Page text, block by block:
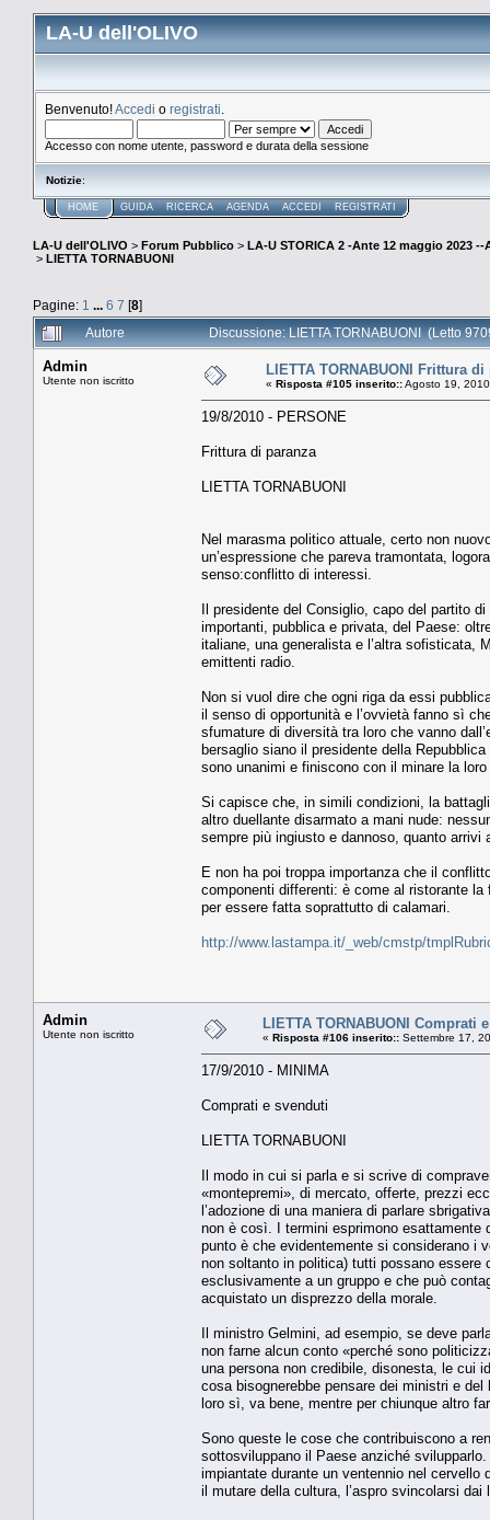
LA-U dell'OLIVO
Benvenuto!Accedi o registrati
Accesso con nome utente, password e durata della sessione
Notizie:
HOME GUIDA RICERCA AGENDA ACCEDI REGISTRATI
LA-U dell'OLIVO > Forum Pubblico > LA-U STORICA 2 -Ante 12 maggio 2023 --
> LIETTA TORNABUONI
Pagine: 1 ... 6 7 [8]
Autore
Discussione: LIETTA TORNABUONI (Letto
Admin
Utente non iscritto
LIETTA TORNABUONI Frittura di
« Risposta #105 inserito::Agosto 19,
19/8/2010 - PERSONE
Frittura di paranza
LIETTA TORNABUONI
Nel marasma politico attuale, certo non
un’espressione che pareva tramontata,
senso:conflitto di interessi.
Il presidente del Consiglio, capo del partito
importanti, pubblica e privata, del Paese:
italiane, una generalista e l’altra sofisticata,
emittenti radio.
Non si vuol dire che ogni riga da essi
il senso di opportunità e l’ovvietà fanno sì
sfumature di diversità tra loro che vanno
bersaglio siano il presidente della
sono unanimi e finiscono con il minare la
Si capisce che, in simili condizioni, la
altro duellante disarmato a mani nude:
sempre più ingiusto e dannoso, quanto
E non ha poi troppa importanza che il
componenti differenti: è come al ristorante
per essere fatta soprattutto di calamari.
http://www.lastampa.it/_web/cmstp/
Admin
Utente non iscritto
LIETTA TORNABUONI Comprati
« Risposta #106 inserito:: Settembre 17,
17/9/2010 - MINIMA
Comprati e svenduti
LIETTA TORNABUONI
Il modo in cui si parla e si scrive di
«montepremi», di mercato, offerte, prezzi
l’adozione di una maniera di parlare
non è così. I termini esprimono esattamente
punto è che evidentemente si considerano i
non soltanto in politica) tutti possano essere
esclusivamente a un gruppo e che può
acquistato un disprezzo della morale.
Il ministro Gelmini, ad esempio, se deve
non farne alcun conto «perché sono
una persona non credibile, disonesta, le cui
cosa bisognerebbe pensare dei ministri e
loro sì, va bene, mentre per chiunque altro
Sono queste le cose che contribuiscono a
sottosviluppano il Paese anziché
impiantate durante un ventennio nel cervello
il mutare della cultura, l’aspro svincolarsi